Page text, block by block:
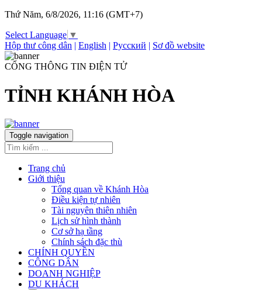
Thứ Năm, 6/8/2026, 11:16 (GMT+7)
Select Language ▼
Hộp thư công dân | English | Русский | Sơ đồ website
CỔNG THÔNG TIN ĐIỆN TỬ
TỈNH KHÁNH HÒA
Toggle navigation
Trang chủ
Giới thiệu
Tổng quan về Khánh Hòa
Điều kiện tự nhiên
Tài nguyên thiên nhiên
Lịch sử hình thành
Cơ sở hạ tầng
Chính sách đặc thù
CHÍNH QUYỀN
CÔNG DÂN
DOANH NGHIỆP
DU KHÁCH